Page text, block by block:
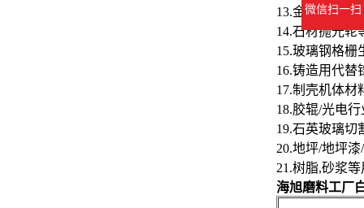
13.金刚石砂轮
14.石材抛光轮
15.玻璃钢格栅
16.铸造用代替
17.制壳机体材
18.胶辊/光电
19.石英玻璃切
20.地坪/地坪
21.树脂,砂浆
海旭磨料工厂
微信扫一扫